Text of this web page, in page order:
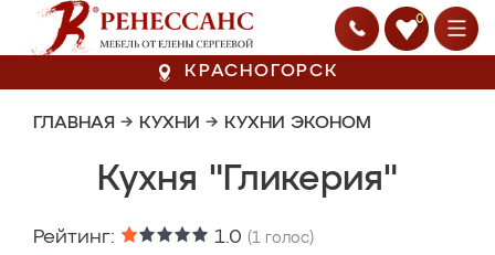
0
КРАСНОГОРСК
ГЛАВНАЯ → КУХНИ → КУХНИ ЭКОНОМ
Кухня "Гликерия"
Рейтинг: 1.0 (1 голос)